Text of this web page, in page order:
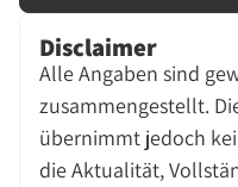
Disclaimer
Alle Angaben sind
zusammengestellt.
übernimmt jedoch
die Aktualität,